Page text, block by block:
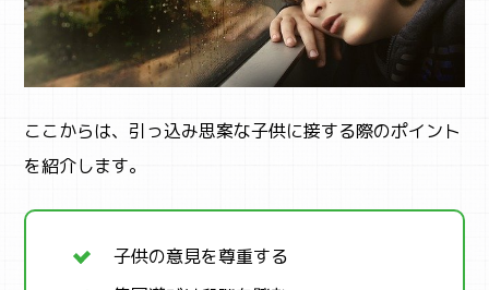
ここからは、引っ込み思案な子供に接する際のポイント
を紹介します。
子供の意見を尊重する